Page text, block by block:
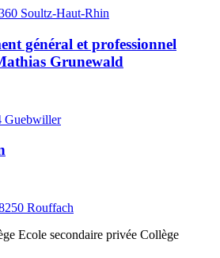
Soultz-Haut-Rhin
général et professionnel
Grunewald
Guebwiller
Rouffach
Ecole secondaire privée Collège